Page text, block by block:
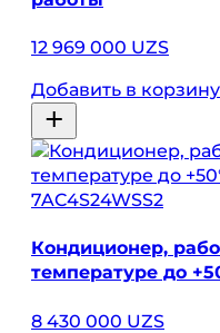
12 969 000 UZS
Добавить в корзину
7AC4S24WSS2
Кондиционер,
температуре до
8 430 000 UZS